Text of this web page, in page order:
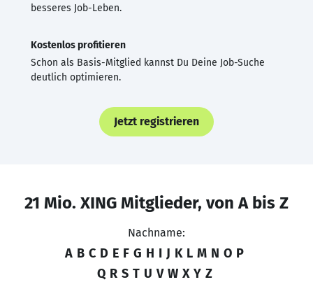
besseres Job-Leben.
Kostenlos profitieren
Schon als Basis-Mitglied kannst Du Deine Job-Suche
deutlich optimieren.
Jetzt registrieren
21 Mio. XING Mitglieder, von A bis Z
Nachname:
A B C D E F G H I J K L M N O P
Q R S T U V W X Y Z